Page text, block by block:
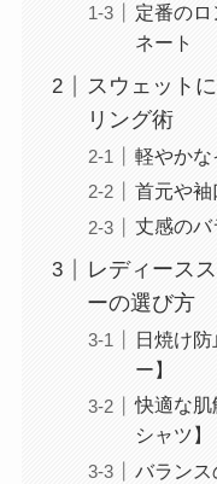
定番の
ネート
スウェット
リング術
軽やかな
首元や
丈感の
レディース
ーの選び方
日焼け
ー】
快適な
シャツ】
バラン